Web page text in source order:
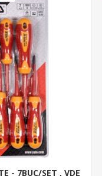
- 7BUC/SET , VDE